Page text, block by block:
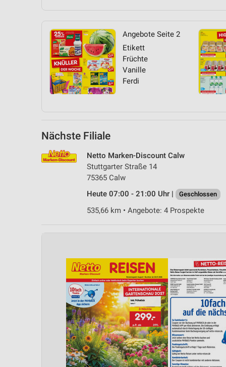
Angebote Seite 2
Etikett
Früchte
Vanille
Ferdi
Nächste Filiale
Netto Marken-Discount Calw
Stuttgarter Straße 14
75365 Calw
Heute 07:00 - 21:00 Uhr |
Geschlossen
535,66 km • Angebote: 4 Prospekte
Geräte anhand von aktiv angeforderten Informationen
Nicht-IAB-Verarbeitungszwecke:
Notwendig
Werbung